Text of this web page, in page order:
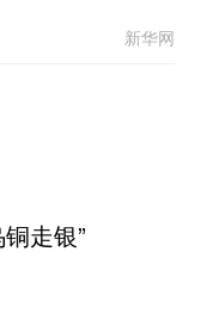
新华网
走银”